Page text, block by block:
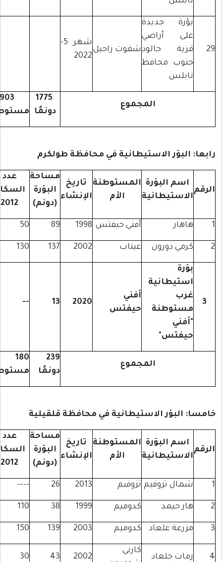
جديدة
أراضي
جالود
محافظ
شفوت راحيل
المجموع
1903
مستوطنين
البؤر الاستيطانية في محافظة طولكرم
اسم البؤرة المستوطنة
الأم
تاريخ
الإنشاء
مساحة
البؤرة
(دونم)
عدد
السكان
2012
أفني حيفتس 1998
89
50
دورون عيناب 2002
137
130
حيفتس
2020
13
--
المجموع
180
مستوطنًا
البؤر الاستيطانية في محافظة قلقيلية
اسم البؤرة المستوطنة
الأم
تاريخ
الإنشاء
مساحة
البؤرة
(دونم)
عدد
السكان
2012
تزوفيم تزوفيم 2013
26
----
حيمد كدوميم 1999
38
110
غلعاد كدوميم 2003
139
150
جلعاد
كارني
43
30